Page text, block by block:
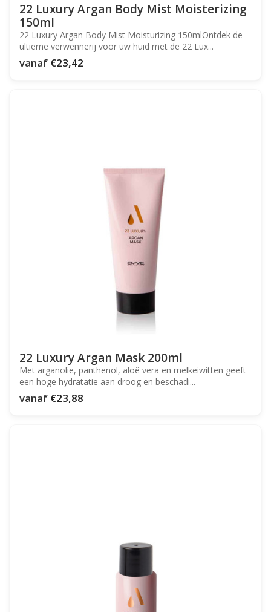
22 Luxury Argan Body Mist Moisterizing
150ml
22 Luxury Argan Body Mist Moisturizing 150mlOntdek de
ultieme verwennerij voor uw huid met de 22 Lux...
vanaf €23,42
22 Luxury Argan Mask 200ml
Met arganolie, panthenol, aloë vera en melkeiwitten geeft
een hoge hydratatie aan droog en beschadi...
vanaf €23,88